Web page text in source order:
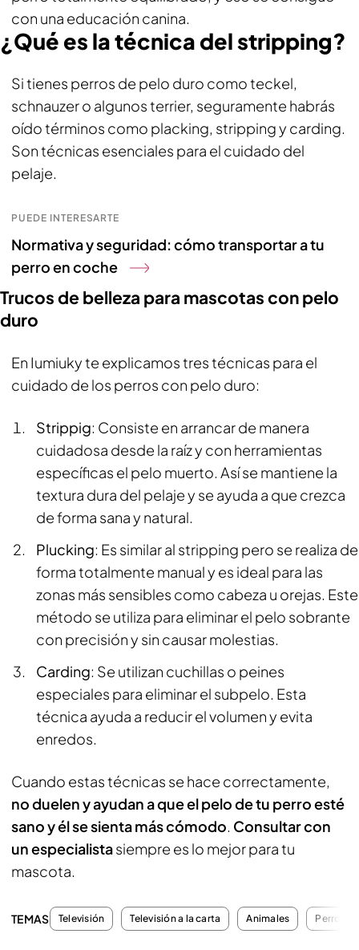
con una educación canina.
¿Qué es la técnica del stripping?
Si tienes perros de pelo duro como teckel,
schnauzer o algunos terrier, seguramente habrás
oído términos como placking, strippingy carding.
Son técnicas esenciales para el cuidado del
pelaje.
PUEDE INTERESARTE
Normativa y seguridad: cómo transportar a tu
perro en coche
Trucos de belleza para mascotas con pelo
duro
En Iumiuky te explicamos tres técnicas para el
cuidado de los perros con pelo duro:
Strippig: Consiste en arrancar de manera
cuidadosa desde la raíz y con herramientas
específicas el pelo muerto. Así se mantiene la
textura dura del pelaje y se ayuda a que crezca
de forma sana y natural.
Plucking: Es similar al stripping pero se realiza de
forma totalmente manual y es ideal para las
zonas más sensibles como cabeza u orejas. Este
método se utiliza para eliminar el pelo sobrante
con precisión y sin causar molestias.
Carding: Se utilizan cuchillas o peines
especiales para eliminar el subpelo. Esta
técnica ayuda a reducir el volumen y evita
enredos.
Cuando estas técnicas se hace correctamente,
no duelen y ayudan a que el pelo de tu perro esté
sano y él se sienta más cómodo. Consultar con
un especialistasiempre es lo mejor para tu
mascota.
TEMAS Televisión Televisión a la carta Animales Perros